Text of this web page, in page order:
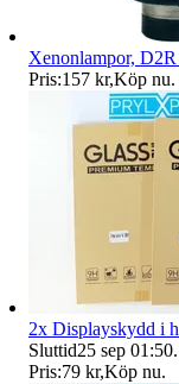
Xenonlampor,
Pris:157 kr,Köp nu.
2x Displayskydd i
Sluttid25 sep 01:50.
Pris:79 kr,Köp nu.